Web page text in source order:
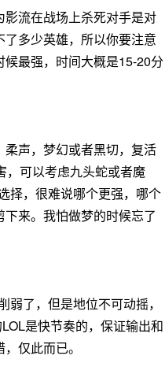
流在战场上杀死对手是对
多少英雄，所以你要注意
最强，时间大概是15-20分
声，梦幻或者黑切，复活
，可以考虑九头蛇或者魔
择，很难说哪个更强，哪个
来。我怕做梦的时候忘了
了，但是地位不可动摇，
是快节奏的，保证输出和
仅此而已。